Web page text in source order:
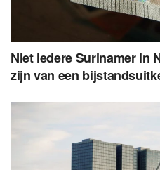
Niet iedere Surinamer in
zijn van een